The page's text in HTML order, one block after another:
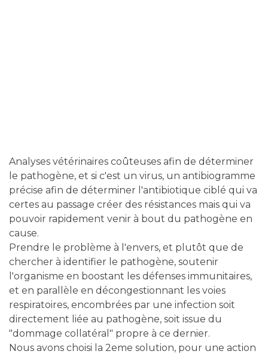
Analyses vétérinaires coûteuses afin de déterminer
le pathogène, et si c'est un virus, un antibiogramme
précise afin de déterminer l'antibiotique ciblé qui va
certes au passage créer des résistances mais qui va
pouvoir rapidement venir à bout du pathogène en
cause.
Prendre le problème à l'envers, et plutôt que de
chercher à identifier le pathogène, soutenir
l'organisme en boostant les défenses immunitaires,
et en parallèle en décongestionnant les voies
respiratoires, encombrées par une infection soit
directement liée au pathogène, soit issue du
"dommage collatéral" propre à ce dernier.
Nous avons choisi la 2eme solution, pour une action